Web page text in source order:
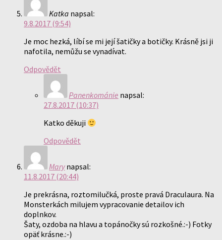
Katka napsal:
9.8.2017 (9:54)
Je moc hezká, líbí se mi její šatičky a botičky. Krásně jsi ji
nafotila, nemůžu se vynadívat.
Odpovědět
Panenkománie napsal:
27.8.2017 (10:37)
Katko děkuji
Odpovědět
Mary napsal:
11.8.2017 (20:44)
Je prekrásna, roztomilučká, proste pravá Draculaura. Na
Monsterkách milujem vypracovanie detailov ich
doplnkov.
Šaty, ozdoba na hlavu a topánočky sú rozkošné.:-) Fotky
opäť krásne.:-)